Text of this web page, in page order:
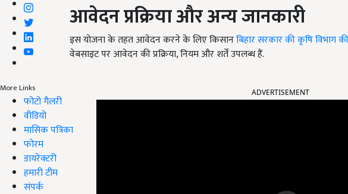
More Links
फोटो गैलरी
वीडियो
मासिक पत्रिका
फोरम
डायरेक्टरी
हमारी टीम
संपर्क
आवेदन प्रक्रिया और अन्य जानकारी
इस योजना के तहत आवेदन करने के लिए किसानबिहार सरकार की कृषि विभाग
वेबसाइट पर आवेदन की प्रक्रिया, नियम और शर्तें उपलब्ध हैं.